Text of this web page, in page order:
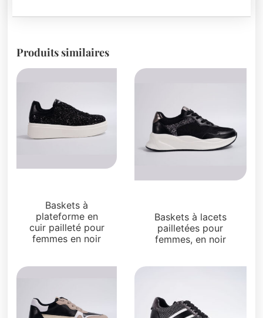
Produits similaires
Baskets à
plateforme en
cuir pailleté pour
femmes en noir
Baskets à lacets
pailletées pour
femmes, en noir